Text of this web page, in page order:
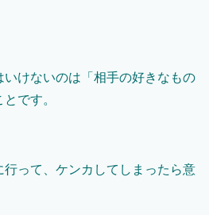
けないのは「相手の好きなもの
です。
って、ケンカしてしまったら意